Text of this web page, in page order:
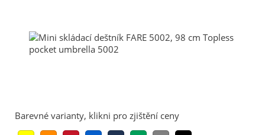
Barevné varianty, klikni pro zjištění ceny